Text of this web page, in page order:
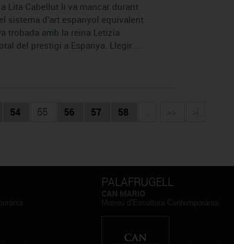
Lita Cabellut li va mancar durant
sistema d'art espanyol equivalent
trobada amb la reina Letizia
del prestigi a Espanya. Llegir ...
54 55 56 57 58 ... >> >|
PALAFRUGELL